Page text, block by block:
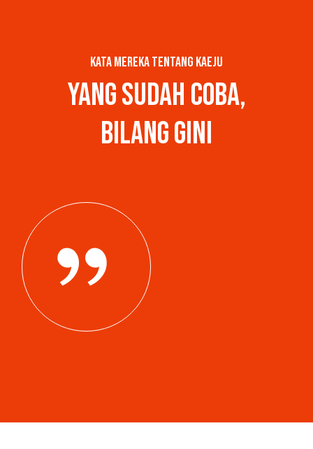
Kata Mereka Tentang Kaeju
Yang Sudah Coba,
Bilang Gini